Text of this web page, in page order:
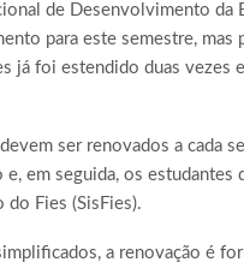
de Desenvolvimento da
para este semestre,
já foi estendido duas vezes
ser renovados a cada
em seguida, os estudantes
do Fies (SisFies).
a renovação é